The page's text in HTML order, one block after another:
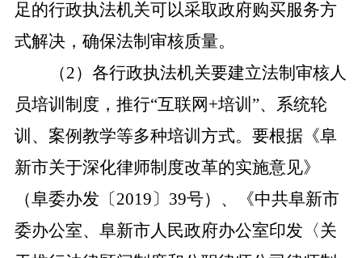
足的行政执法机关可以采取政府购买服务方
式解决，确保法制审核质量。
（2）各行政执法机关要建立法制审核人
员培训制度，推行“互联网+培训”、系统轮
训、案例教学等多种培训方式。要根据《阜
新市关于深化律师制度改革的实施意见》
（阜委办发〔2019〕39号）、《中共阜新市
委办公室、阜新市人民政府办公室印发〈关